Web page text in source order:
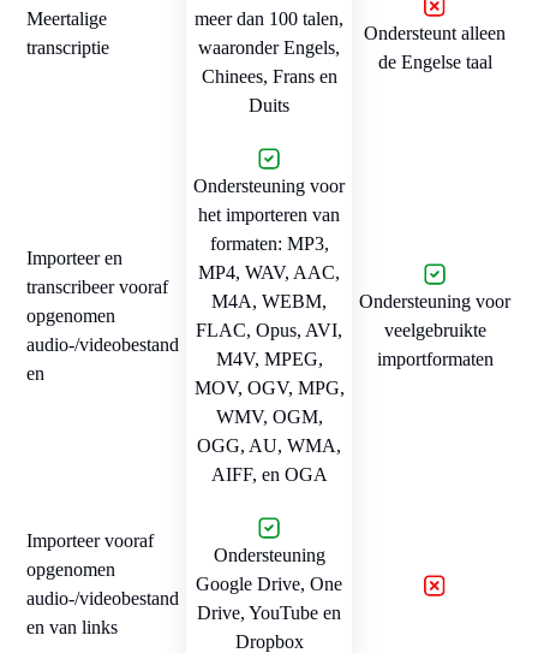
Meertalige
transcriptie
meer dan 100 talen,
waaronder Engels,
Chinees, Frans en
Duits
Ondersteunt alleen
de Engelse taal
Importeer en
transcribeer vooraf
opgenomen
audio-/videobestand
en
Ondersteuning voor
het importeren van
formaten: MP3,
MP4, WAV, AAC,
M4A, WEBM,
FLAC, Opus, AVI,
M4V, MPEG,
MOV, OGV, MPG,
WMV, OGM,
OGG, AU, WMA,
AIFF, en OGA
Ondersteuning voor
veelgebruikte
importformaten
Importeer vooraf
opgenomen
audio-/videobestand
en van links
Ondersteuning
Google Drive, One
Drive, YouTube en
Dropbox